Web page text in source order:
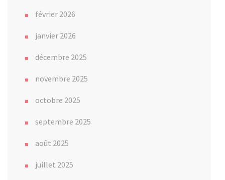
février 2026
janvier 2026
décembre 2025
novembre 2025
octobre 2025
septembre 2025
août 2025
juillet 2025